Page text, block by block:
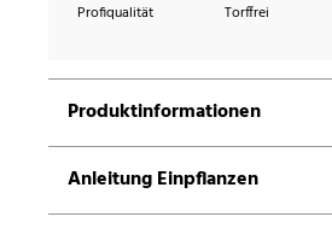
Profiqualität Torffrei
Produktinformationen
Anleitung Einpflanzen